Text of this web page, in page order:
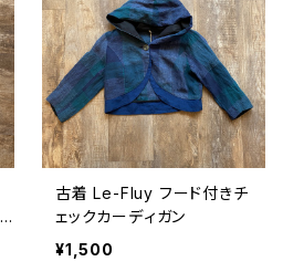
古着 Le-Fluy フード付きチ
ェックカーディガン
¥1,500